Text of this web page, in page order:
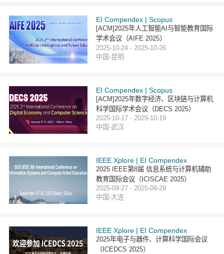
EI Compendex | Scopus
[ACM]2025年人工智能AI与智能教育国际
学术会议（AIFE 2025）
2025-10-24 - 2025-10-26
中国-昆明
EI Compendex | Scopus
[ACM]2025年数字经济、区块链与计算机
科学国际学术会议（DECS 2025）
2025-10-17 - 2025-10-19
中国-武汉
IEEE Xplore | EI Compendex
2025 IEEE第8届 信息系统与计算机辅助
教育国际会议（ICISCAE 2025）
2025-09-27 - 2025-09-29
中国-大连
IEEE Xplore | EI Compendex
2025年电子与器件、计算科学国际会议
（ICEDCS 2025）